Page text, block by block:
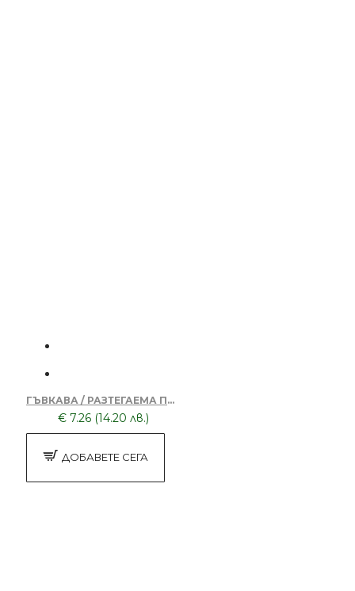
ГЪВКАВА / РАЗТЕГАЕМА ПРЪСКАЛКА ЗА ВОДА
€ 7.26 (14.20 лв.)
ДОБАВЕТЕ СЕГА